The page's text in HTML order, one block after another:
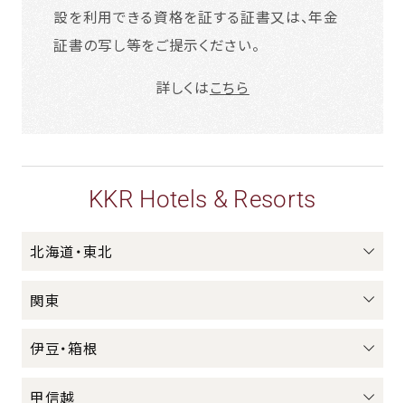
設を利用できる資格を証する証書又は、年金
証書の写し等をご提示ください。
詳しくはこちら
KKR Hotels & Resorts
北海道・東北
関東
伊豆・箱根
甲信越